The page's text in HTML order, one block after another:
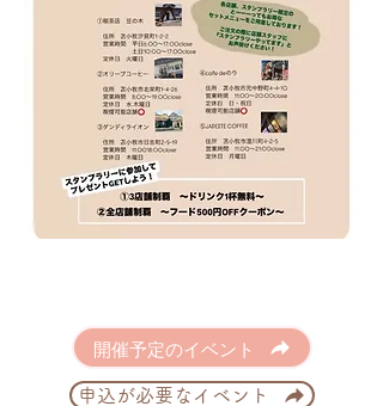
開催予定のイベント
申込が必要なイベント